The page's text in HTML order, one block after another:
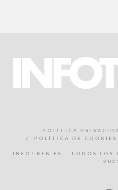
POLÍTICA
POLÍTICA DE COOKIES
INFOTREN.ES - TODOS LOS
- 2021